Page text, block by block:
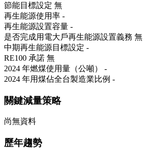
節能目標設定 無
再生能源使用率 -
再生能源設置容量 -
是否完成用電大戶再生能源設置義務 無
中期再生能源目標設定 -
RE100 承諾 無
2024 年燃煤使用量（公噸） -
2024 年用煤佔全台製造業比例 -
關鍵減量策略
尚無資料
歷年趨勢